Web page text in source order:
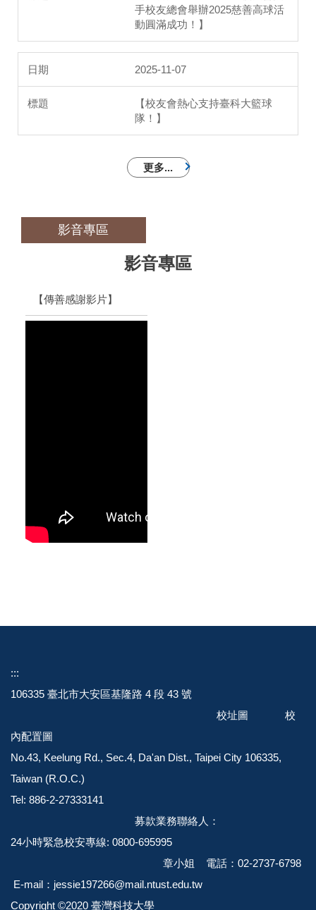
手校友總會舉辦2025慈善高球活
動圓滿成功！】
2025-11-07
【校友會熱心支持臺科大籃球
隊！】
更多...
影音專區
影音專區
【傳善感謝影片】
:::
106335 臺北市大安區基隆路 4 段 43 號
校址圖
校
內配置圖
No.43, Keelung Rd., Sec.4, Da'an Dist., Taipei City 106335,
Taiwan (R.O.C.)
Tel: 886-2-27333141
募款業務聯絡人：
24小時緊急校安專線: 0800-695995
章小姐 電話：02-2737-6798
E-mail：jessie197266@mail.ntust.edu.tw
Copyright ©2020 臺灣科技大學